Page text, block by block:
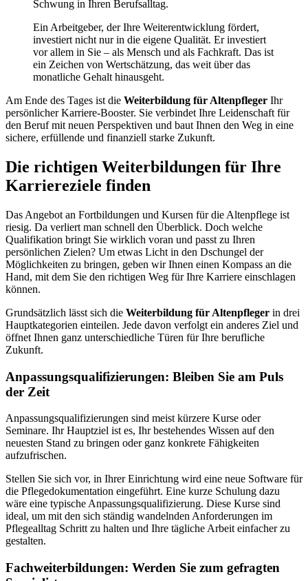
Schwung in Ihren Berufsalltag.
Ein Arbeitgeber, der Ihre Weiterentwicklung fördert,
investiert nicht nur in die eigene Qualität. Er investiert
vor allem in Sie – als Mensch und als Fachkraft. Das ist
ein Zeichen von Wertschätzung, das weit über das
monatliche Gehalt hinausgeht.
Am Ende des Tages ist die Weiterbildung für Altenpfleger Ihr
persönlicher Karriere-Booster. Sie verbindet Ihre Leidenschaft für
den Beruf mit neuen Perspektiven und baut Ihnen den Weg in eine
sichere, erfüllende und finanziell starke Zukunft.
Die richtigen Weiterbildungen für Ihre
Karriereziele finden
Das Angebot an Fortbildungen und Kursen für die Altenpflege ist
riesig. Da verliert man schnell den Überblick. Doch welche
Qualifikation bringt Sie wirklich voran und passt zu Ihren
persönlichen Zielen? Um etwas Licht in den Dschungel der
Möglichkeiten zu bringen, geben wir Ihnen einen Kompass an die
Hand, mit dem Sie den richtigen Weg für Ihre Karriere einschlagen
können.
Grundsätzlich lässt sich die Weiterbildung für Altenpfleger in drei
Hauptkategorien einteilen. Jede davon verfolgt ein anderes Ziel und
öffnet Ihnen ganz unterschiedliche Türen für Ihre berufliche
Zukunft.
Anpassungsqualifizierungen: Bleiben Sie am Puls
der Zeit
Anpassungsqualifizierungen sind meist kürzere Kurse oder
Seminare. Ihr Hauptziel ist es, Ihr bestehendes Wissen auf den
neuesten Stand zu bringen oder ganz konkrete Fähigkeiten
aufzufrischen.
Stellen Sie sich vor, in Ihrer Einrichtung wird eine neue Software für
die Pflegedokumentation eingeführt. Eine kurze Schulung dazu
wäre eine typische Anpassungsqualifizierung. Diese Kurse sind
ideal, um mit den sich ständig wandelnden Anforderungen im
Pflegealltag Schritt zu halten und Ihre tägliche Arbeit einfacher zu
gestalten.
Fachweiterbildungen: Werden Sie zum gefragten